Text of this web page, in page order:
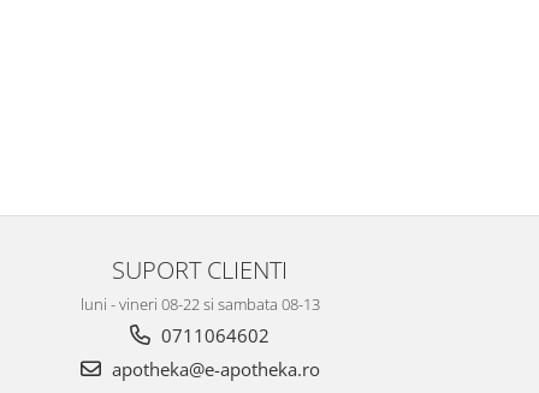
SUPORT CLIENTI
luni - vineri 08-22 si sambata 08-13
0711064602
apotheka@e-apotheka.ro